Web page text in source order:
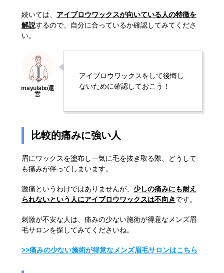
続いては、 アイブロウワックスが向いている人の特徴を
解説するので、自分に合っているか確認してみてくださ
い。
アイブロウワックスをして後悔し
ないために確認しておこう！
比較的痛みに強い人
眉にワックスを塗布し一気に毛を抜き取る際、どうして
も痛みが伴ってしまいます。
激痛というわけではありませんが、 少しの痛みにも耐え
られないという人にアイブロウワックスは不向きです。
刺激が不安な人は、痛みの少ない施術が得意なメンズ眉
毛サロンを探してみてくださいね。
>>痛みの少ない施術が得意なメンズ眉毛サロンはこちら